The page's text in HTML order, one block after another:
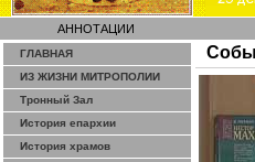
АННОТАЦИИ
ГЛАВНАЯ
ИЗ ЖИЗНИ МИТРОПОЛИИ
Тронный Зал
История епархии
История храмов